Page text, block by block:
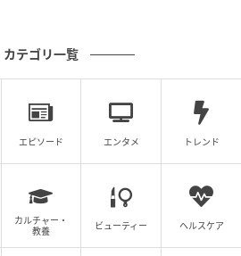
サングラスも、顔まわりの洒落
カテゴリ一覧
エピソード エンタメ トレンド
カルチャー・
教養
ビューティー ヘルスケア